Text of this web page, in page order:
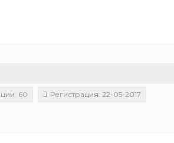
60 Регистрация: 22-05-2017